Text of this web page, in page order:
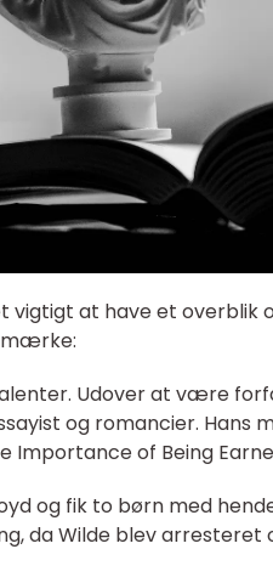
at have et overblik
Udover at være
og romancier. Hans
Importance of Being
og fik to børn med
da Wilde blev